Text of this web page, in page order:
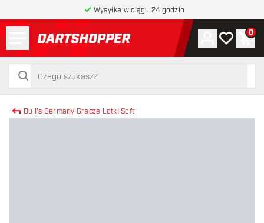
Wysyłka w ciągu 24 godzin
powrót do strony głównej
szukaj
szukaj
Konto
Moja lista
0
Bull's Germany Gracze Lotki Soft